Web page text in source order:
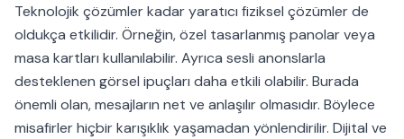
Teknolojik çözümler kadar yaratıcı fiziksel çözümler de
oldukça etkilidir. Örneğin, özel tasarlanmış panolar veya
masa kartları kullanılabilir. Ayrıca sesli anonslarla
desteklenen görsel ipuçları daha etkili olabilir. Burada
önemli olan, mesajların net ve anlaşılır olmasıdır. Böylece
misafirler hiçbir karışıklık yaşamadan yönlendirilir. Dijital ve